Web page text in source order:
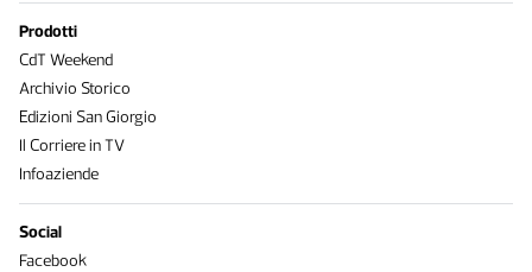
Prodotti
CdT Weekend
Archivio Storico
Edizioni San Giorgio
Il Corriere in TV
Infoaziende
Social
Facebook